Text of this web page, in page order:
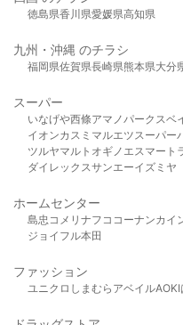
徳島県香川県愛媛県高知県
九州・沖縄 のチラシ
福岡県佐賀県長崎県熊本県大分
スーパー
いなげや西條アマノパークスベ
イオンカスミ マルエツスーパー
ツルヤマルト オギノ エスマート
ダイレックスサンエーイズミヤ
ホームセンター
島忠 コメリ ナフコ コーナンカイ
ジョイフル本田
ファッション
ユニクロ しまむら アベイルAOKI